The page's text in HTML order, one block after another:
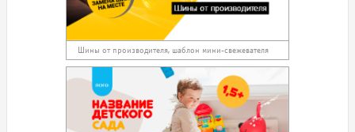
Шины от производителя, шаблон мини-свежевателя